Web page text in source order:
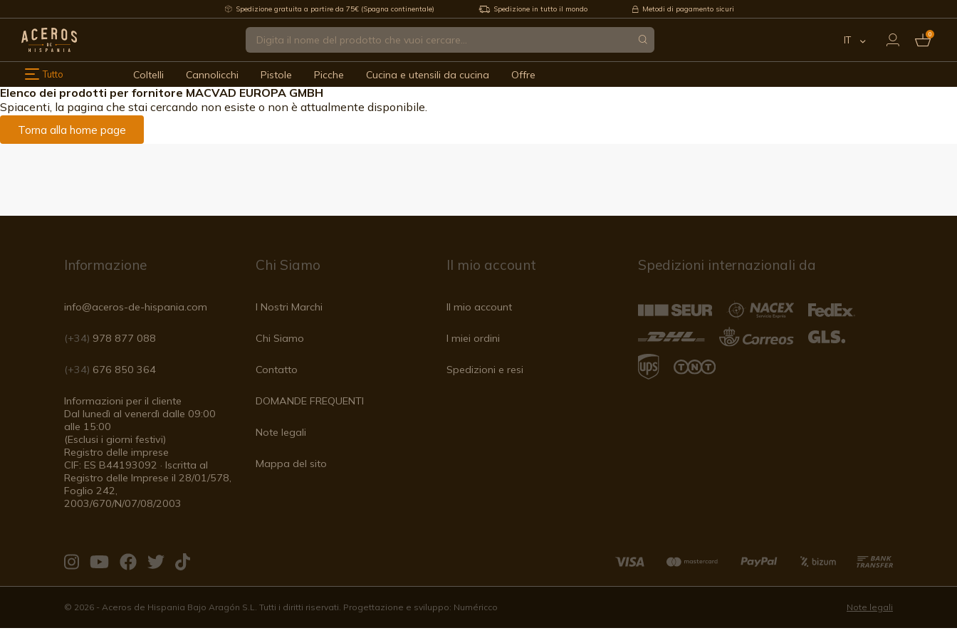
Spedizione gratuita a partire da 75€ (Spagna continentale) Spedizione in tutto il mondo Metodi di pagamento sicuri
IT 0
Tutto Coltelli Cannolicchi Pistole Picche Cucina e utensili da cucina Offre
Elenco dei prodotti per fornitore MACVAD EUROPA GMBH
Spiacenti, la pagina che stai cercando non esiste o non è attualmente disponibile.
Torna alla home page
Informazione
info@aceros-de-hispania.com
(+34) 978 877 088
(+34) 676 850 364
Informazioni per il cliente
Dal lunedì al venerdì dalle 09:00
alle 15:00
(Esclusi i giorni festivi)
Registro delle imprese
CIF: ES B44193092 · Iscritta al
Registro delle Imprese il 28/01/578,
Foglio 242,
2003/670/N/07/08/2003
Chi Siamo
I Nostri Marchi
Chi Siamo
Contatto
DOMANDE FREQUENTI
Note legali
Mappa del sito
Il mio account
Il mio account
I miei ordini
Spedizioni e resi
Spedizioni internazionali da
trovarci
su
trovarci
su
trovarci
su
trovarci
su
trovarci
su
© 2026 - Aceros de Hispania Bajo Aragón S.L. Tutti i diritti riservati. Progettazione e sviluppo: Numéricco Note legali